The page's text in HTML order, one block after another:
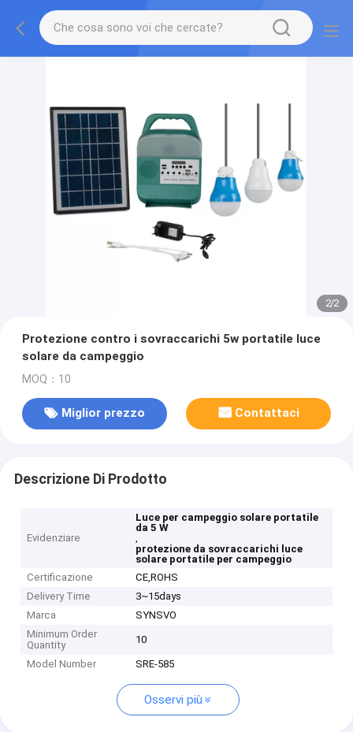
2/2
Protezione contro i sovraccarichi 5w portatile luce
solare da campeggio
MOQ：10
Miglior prezzo Contattaci
Descrizione Di Prodotto
Evidenziare
Luce per campeggio solare portatile
da 5 W
,
protezione da sovraccarichi luce
solare portatile per campeggio
Certificazione
CE,ROHS
Delivery Time
3~15days
Marca
SYNSVO
Minimum Order
Quantity
10
Model Number SRE-585
Osservi più